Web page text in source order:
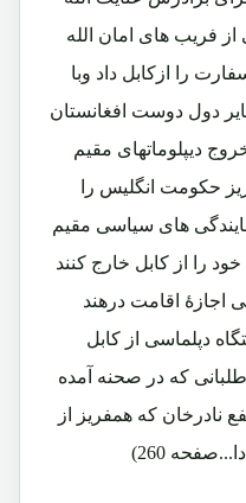
از فریب های امان الله
را ازکابل داد وبا
دول دوست افغانستان
دیپلوماتهای مقیم
حکومت انگلیس را
های سیاسی مقیم
را از کابل خارج کنند
اجازۀ اقامت درهند
دپلماسی از کابل
که در صحنه آمده
نادرخان که همفریز از
260)